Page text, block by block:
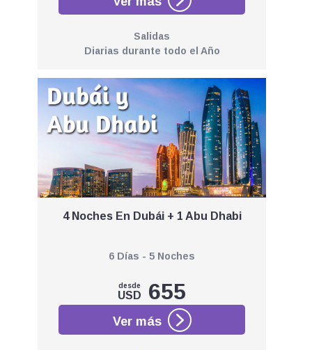
Salidas
Diarias durante todo el Año
4 Noches En Dubái + 1 Abu Dhabi
6 Días - 5 Noches
desde
USD 655